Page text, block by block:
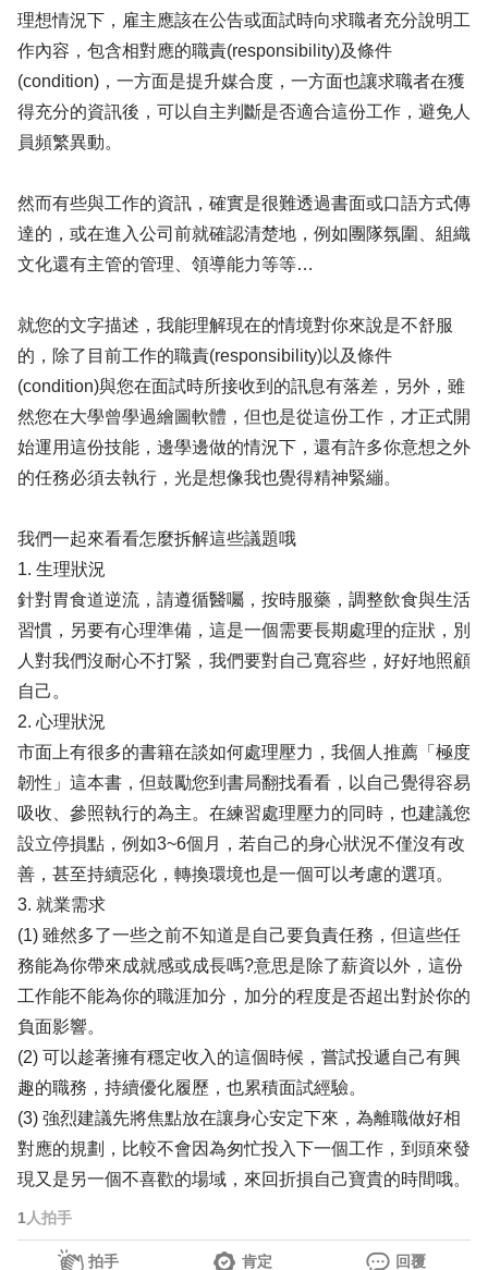
理想情況下，雇主應該在公告或面試時向求職者充分說明工
作內容，包含相對應的職責(responsibility)及條件
(condition)，一方面是提升媒合度，一方面也讓求職者在獲
得充分的資訊後，可以自主判斷是否適合這份工作，避免人
員頻繁異動。
然而有些與工作的資訊，確實是很難透過書面或口語方式傳
達的，或在進入公司前就確認清楚地，例如團隊氛圍、組織
文化還有主管的管理、領導能力等等…
就您的文字描述，我能理解現在的情境對你來說是不舒服
的，除了目前工作的職責(responsibility)以及條件
(condition)與您在面試時所接收到的訊息有落差，另外，雖
然您在大學曾學過繪圖軟體，但也是從這份工作，才正式開
始運用這份技能，邊學邊做的情況下，還有許多你意想之外
的任務必須去執行，光是想像我也覺得精神緊繃。
我們一起來看看怎麼拆解這些議題哦
1. 生理狀況
針對胃食道逆流，請遵循醫囑，按時服藥，調整飲食與生活
習慣，另要有心理準備，這是一個需要長期處理的症狀，別
人對我們沒耐心不打緊，我們要對自己寬容些，好好地照顧
自己。
2. 心理狀況
市面上有很多的書籍在談如何處理壓力，我個人推薦「極度
韌性」這本書，但鼓勵您到書局翻找看看，以自己覺得容易
吸收、參照執行的為主。在練習處理壓力的同時，也建議您
設立停損點，例如3~6個月，若自己的身心狀況不僅沒有改
善，甚至持續惡化，轉換環境也是一個可以考慮的選項。
3. 就業需求
(1) 雖然多了一些之前不知道是自己要負責任務，但這些任
務能為你帶來成就感或成長嗎?意思是除了薪資以外，這份
工作能不能為你的職涯加分，加分的程度是否超出對於你的
負面影響。
(2) 可以趁著擁有穩定收入的這個時候，嘗試投遞自己有興
趣的職務，持續優化履歷，也累積面試經驗。
(3) 強烈建議先將焦點放在讓身心安定下來，為離職做好相
對應的規劃，比較不會因為匆忙投入下一個工作，到頭來發
現又是另一個不喜歡的場域，來回折損自己寶貴的時間哦。
1 人拍手
拍手 肯定 回覆